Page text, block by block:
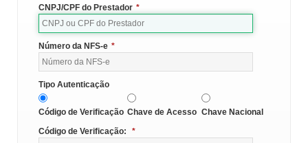
CNPJ/CPF do Prestador *
Número da NFS-e *
Tipo Autenticação
Código de Verificação Chave de Acesso Chave Nacional
Código de Verificação:
*